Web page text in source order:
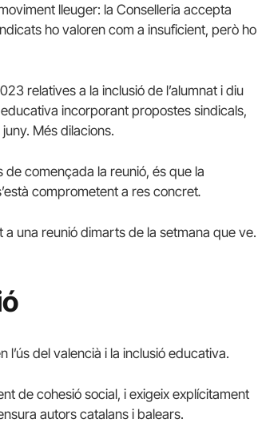
lleuger: la Conselleria accepta
ho valoren com a insuficient, però ho
relatives a la inclusió de l’alumnat i diu
incorporant propostes sindicals,
Més dilacions.
començada la reunió, és que la
comprometent a res concret.
a una reunió dimarts de la setmana que ve.
l’ús del valencià i la inclusió educativa.
de cohesió social, i exigeix ​​explícitament
autors catalans i balears.